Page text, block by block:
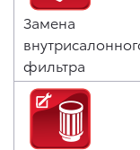
Замена
фильтра